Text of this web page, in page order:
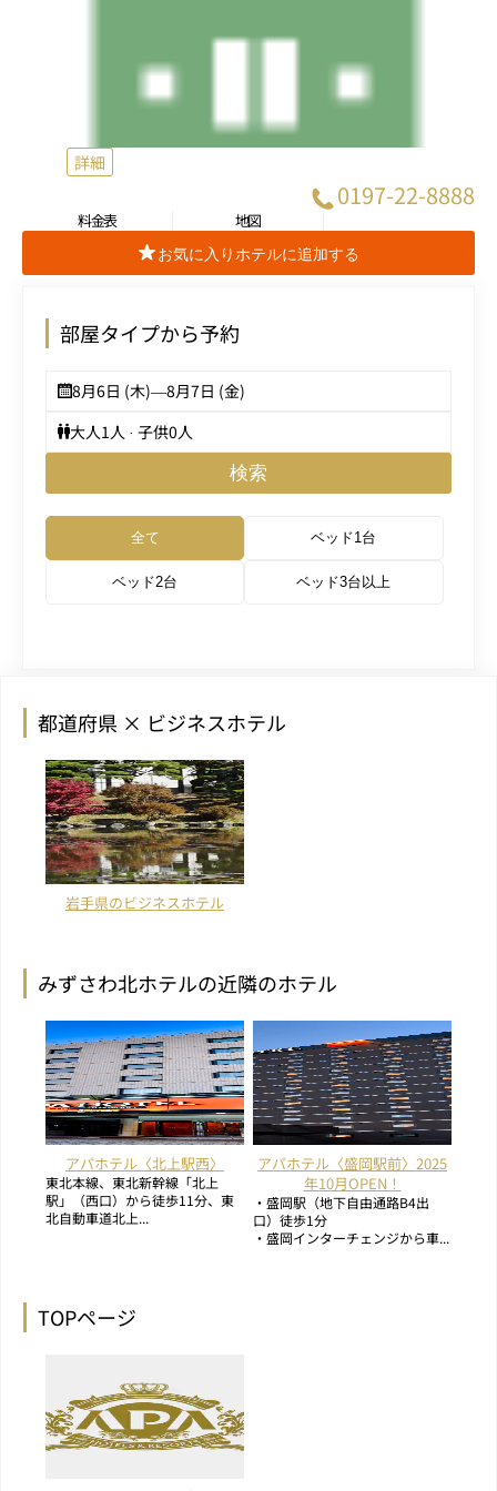
詳細
0197-22-8888
料金表 地図
お気に入りホテルに追加する
部屋タイプから予約
8月6日 (木)—8月7日 (金)
大人1人 · 子供0人
検索
全て ベッド1台
ベッド2台 ベッド3台以上
都道府県 × ビジネスホテル
岩手県のビジネスホテル
みずさわ北ホテルの近隣のホテル
アパホテル〈北上駅西〉
東北本線、東北新幹線「北上
駅」（西口）から徒歩11分、東
北自動車道北上...
アパホテル〈盛岡駅前〉2025
年10月OPEN！
・盛岡駅（地下自由通路B4出
口）徒歩1分
・盛岡インターチェンジから車...
TOPページ